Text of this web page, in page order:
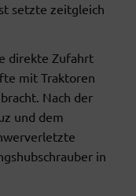
setzte zeitgleich
direkte Zufahrt
mit Traktoren
Nach der
und dem
in